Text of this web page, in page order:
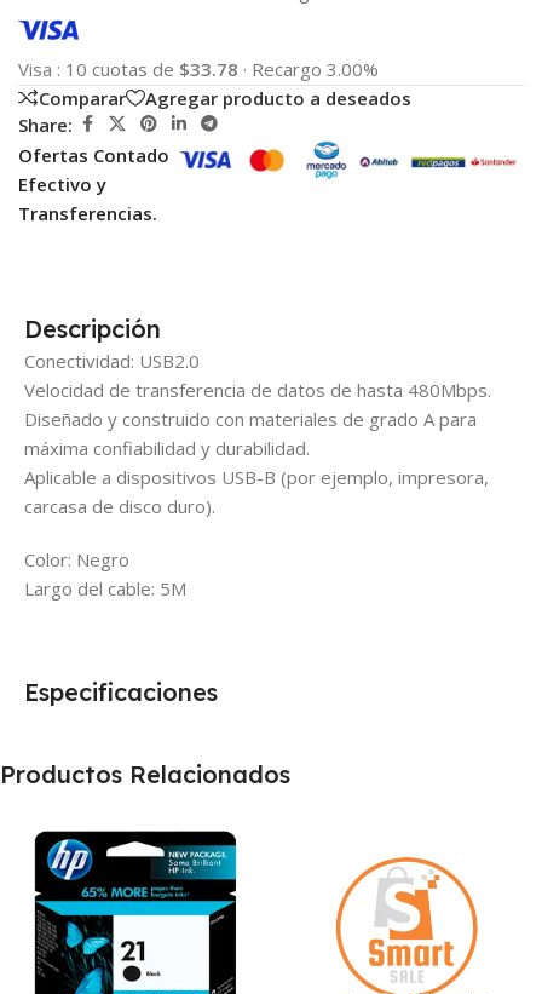
Visa : 10 cuotas de $33.78 · Recargo 3.00%
Comparar
Agregar producto a deseados
Share:
Ofertas Contado
Efectivo y
Transferencias.
Descripción
Conectividad: USB2.0
Velocidad de transferencia de datos de hasta 480Mbps.
Diseñado y construido con materiales de grado A para
máxima confiabilidad y durabilidad.
Aplicable a dispositivos USB-B (por ejemplo, impresora,
carcasa de disco duro).
Color: Negro
Largo del cable: 5M
Especificaciones
Productos Relacionados